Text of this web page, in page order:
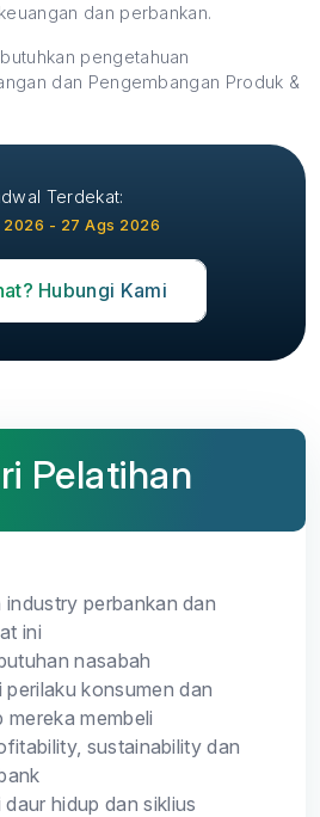
dan perbankan.
pengetahuan
dan Pengembangan Produk &
Terdekat:
2026 - 27 Ags 2026
Hubungi Kami
Pelatihan
industry perbankan dan
ini
nasabah
perilaku konsumen dan
membeli
sustainability dan
daur hidup dan siklius